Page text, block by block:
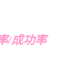
/成功率